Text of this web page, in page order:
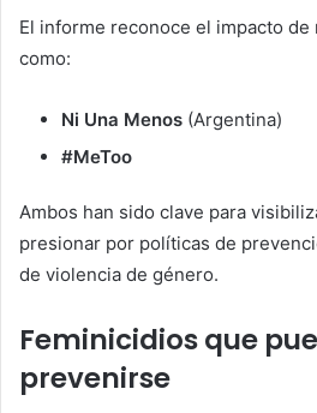
El informe reconoce el impacto
como:
Ni Una Menos (Argentina)
#MeToo
Ambos han sido clave para
presionar por políticas de
de violencia de género.
Feminicidios que
prevenirse